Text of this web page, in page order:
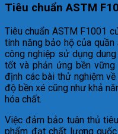
Tiêu chuẩn ASTM
Tiêu chuẩn ASTM F1001
tính năng bảo hộ của
công nghiệp sử dụng
tốt và phản ứng bền vững
định các bài thử nghiệm
độ bền xé cũng như khả
hóa chất.
Việc đảm bảo tuân thủ
phẩm đạt chất lượng